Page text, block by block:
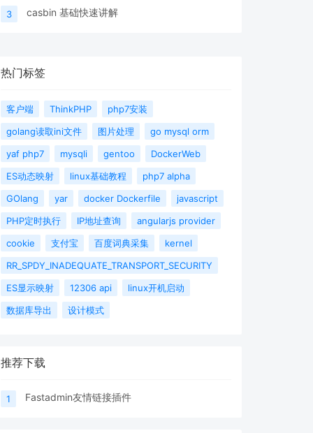
3 casbin 基础快速讲解
热门标签
客户端 ThinkPHP
php7安装
golang读取ini文件
图片处理
go mysql orm
yaf php7
mysqli gentoo
DockerWeb
ES动态映射
linux基础教程
php7 alpha
GOlang
yar docker Dockerfile
javascript
PHP定时执行
IP地址查询
angularjs provider
cookie
支付宝 百度词典采集
kernel
RR_SPDY_INADEQUATE_TRANSPORT_SECURITY
ES显示映射
12306 api
linux开机启动
数据库导出
设计模式
推荐下载
1 Fastadmin友情链接插件